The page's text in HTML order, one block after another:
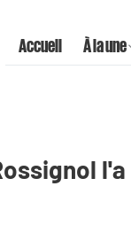
Accueil À la une